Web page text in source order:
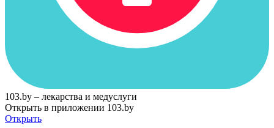
103.by – лекарства и медуслуги
Открыть в приложении 103.by
Открыть